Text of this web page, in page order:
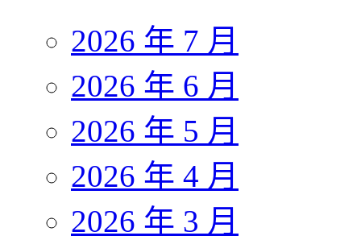
2026 年 7 月
2026 年 6 月
2026 年 5 月
2026 年 4 月
2026 年 3 月